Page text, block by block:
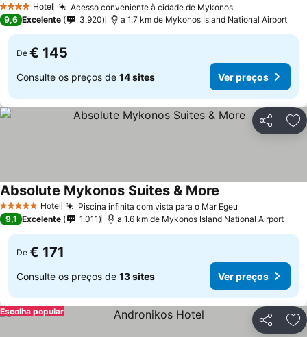
4 EstrelasHotel Acesso conveniente à cidade de Mykonos
9,6 Excelente 3.920 a 1.7 km de Mykonos Island National Airport
De € 145
Consulte os preços de 14 sites Ver preços
Partilhar
5 Estrelas Hotel Piscina infinita com vista para o Mar Egeu
Absolute Mykonos Suites & More
9,1 Excelente 1.011 a 1.6 km de Mykonos Island National Airport
De € 171
Consulte os preços de 13 sites Ver preços
Partilhar
Escolha popular